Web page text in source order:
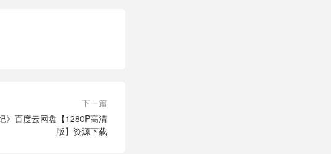
下一篇
》百度云网盘【1280P高清
版】资源下载